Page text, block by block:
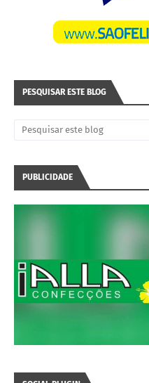
PESQUISAR ESTE BLOG
PUBLICIDADE